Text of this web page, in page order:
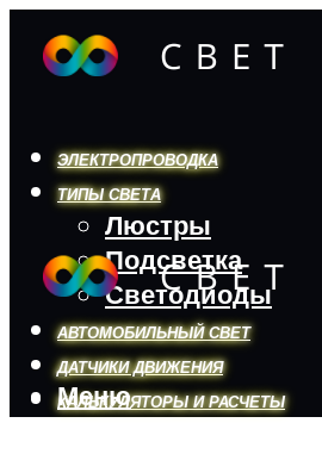
ЭЛЕКТРОПРОВОДКА
ТИПЫ СВЕТА
Люстры
Подсветка
Светодиоды
АВТОМОБИЛЬНЫЙ СВЕТ
ДАТЧИКИ ДВИЖЕНИЯ
КАЛЬКУЛЯТОРЫ И РАСЧЕТЫ
Меню